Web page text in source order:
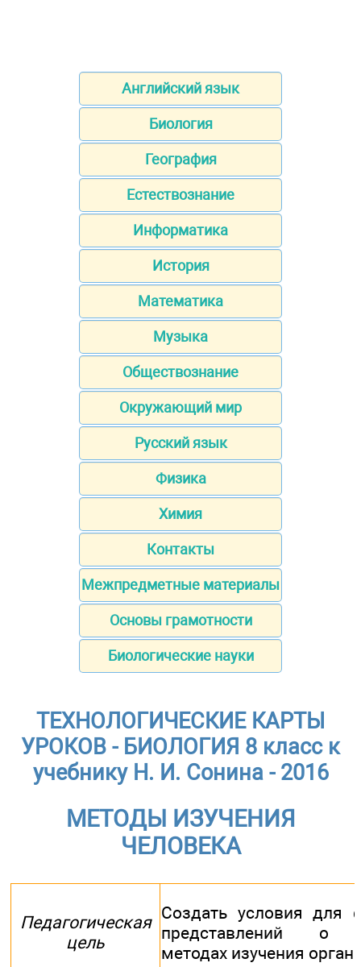
Английский язык
Биология
География
Естествознание
Информатика
История
Математика
Музыка
Обществознание
Окружающий мир
Русский язык
Физика
Химия
Контакты
Межпредметные материалы
Основы грамотности
Биологические науки
ТЕХНОЛОГИЧЕСКИЕ КАРТЫ
УРОКОВ - БИОЛОГИЯ 8 класс к
учебнику Н. И. Сонина - 2016
МЕТОДЫ ИЗУЧЕНИЯ
ЧЕЛОВЕКА
Педагогическая
цель
Создать условия для
представлений о
методах изучения